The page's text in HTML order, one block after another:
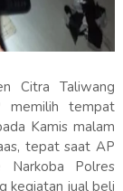
Citra Taliwang
memilih tempat
Kamis malam
tepat saat AP
Narkoba Polres
kegiatan jual beli